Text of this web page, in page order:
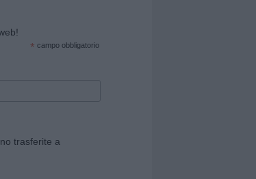
* campo obbligatorio
trasferite a